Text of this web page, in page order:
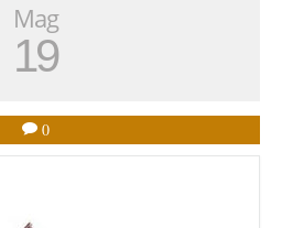
Mag
19
0